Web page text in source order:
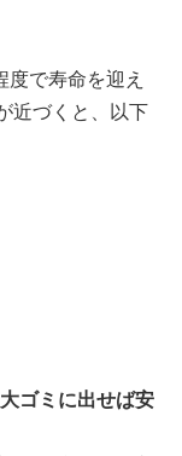
で寿命を迎え
近づくと、以下
ゴミに出せば安